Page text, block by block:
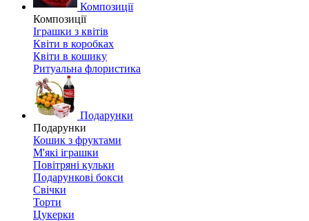
Композиції
Композиції
Іграшки з квітів
Квіти в коробках
Квіти в кошику
Ритуальна флористика
Подарунки
Подарунки
Кошик з фруктами
М'які іграшки
Повітряні кульки
Подарункові бокси
Свічки
Торти
Цукерки